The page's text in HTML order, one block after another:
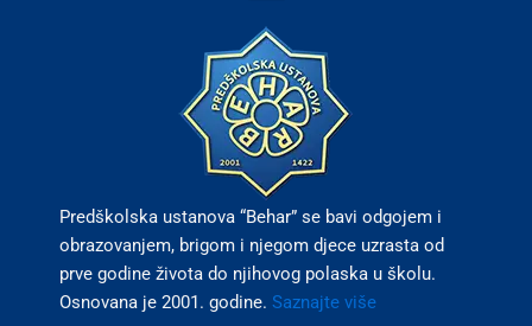
b
o
o
k
g
r
a
m
Predškolska ustanova “Behar” se bavi odgojem i
obrazovanjem, brigom i njegom djece uzrasta od
prve godine života do njihovog polaska u školu.
Osnovana je 2001. godine. Saznajte više